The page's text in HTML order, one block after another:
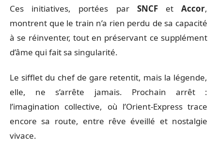
Ces initiatives, portées par SNCFetAccor,
montrent que le train n’a rien perdu de sa capacité
à se réinventer, tout en préservant ce supplément
d’âme qui fait sa singularité.
Le sifflet du chef de gare retentit, mais la légende,
elle, ne s’arrête jamais. Prochain arrêt :
l’imagination collective, où l’Orient-Express trace
encore sa route, entre rêve éveillé et nostalgie
vivace.